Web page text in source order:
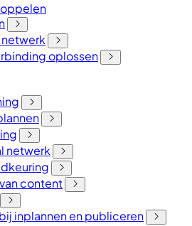
oplossen
netwerk
content
inplannen en publiceren